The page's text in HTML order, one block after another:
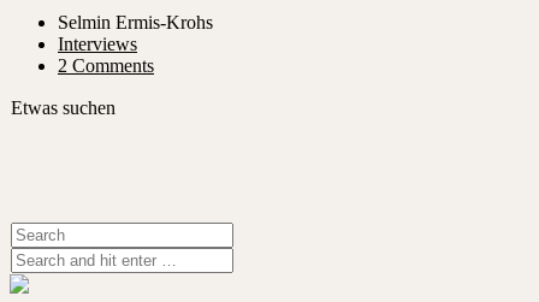
Selmin Ermis-Krohs
Interviews
2 Comments
Etwas suchen